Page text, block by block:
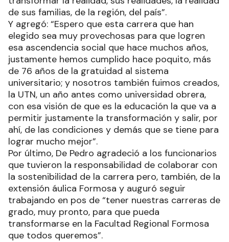
de sus familias, de la región, del país”.
Y agregó: “Espero que esta carrera que han
elegido sea muy provechosas para que logren
esa ascendencia social que hace muchos años,
justamente hemos cumplido hace poquito, más
de 76 años de la gratuidad al sistema
universitario; y nosotros también fuimos creados,
la UTN, un año antes como universidad obrera,
con esa visión de que es la educación la que va a
permitir justamente la transformación y salir, por
ahí, de las condiciones y demás que se tiene para
lograr mucho mejor”.
Por último, De Pedro agradeció a los funcionarios
que tuvieron la responsabilidad de colaborar con
la sostenibilidad de la carrera pero, también, de la
extensión áulica Formosa y auguró seguir
trabajando en pos de “tener nuestras carreras de
grado, muy pronto, para que pueda
transformarse en la Facultad Regional Formosa
que todos queremos”.